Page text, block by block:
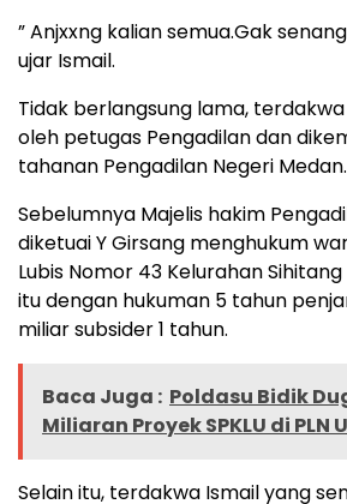
” Anjxxng kalian semua.Gak
ujar Ismail.
Tidak berlangsung lama,
oleh petugas Pengadilan dan
tahanan Pengadilan Negeri Medan.
Sebelumnya Majelis hakim
diketuai Y Girsang menghukum
Lubis Nomor 43 Kelurahan
itu dengan hukuman 5 tahun
miliar subsider 1 tahun.
Baca Juga : Poldasu Bidik
Miliaran Proyek SPKLU di PLN
Selain itu, terdakwa Ismail yang